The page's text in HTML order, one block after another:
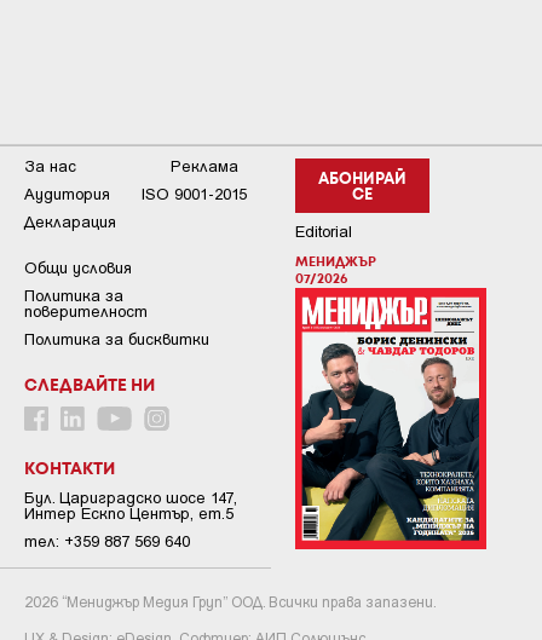
АБОНИРАЙ
СЕ
Editorial
МЕНИДЖЪР
07/2026
За нас
Реклама
Аудитория
ISO 9001-2015
Декларация
Общи условия
Пoлитикa зa
пoвepитeлнocт
Политика за бисквитки
СЛЕДВАЙТЕ НИ
КОНТАКТИ
Бул. Цариградско шосе 147,
Интер Ескпо Център, ет.5
тел: +359 887 569 640
2026 “Мениджър Медия Груп” ООД. Всички права запазени.